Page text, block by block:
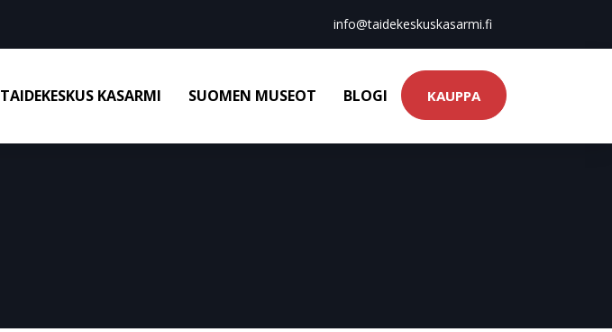
info@taidekeskuskasarmi.fi
TAIDEKESKUS KASARMI SUOMEN MUSEOT BLOGI KAUPPA